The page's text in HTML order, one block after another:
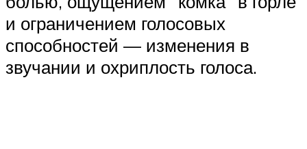
и ограничением голосовых
способностей — изменения в
звучании и охриплость голоса.